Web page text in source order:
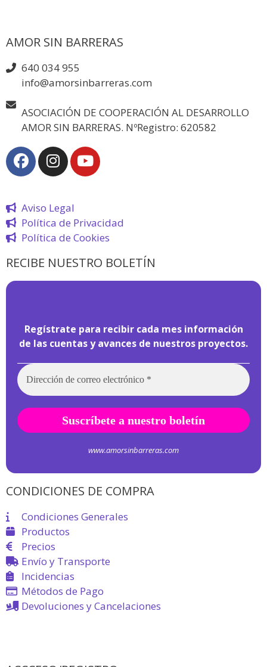
AMOR SIN BARRERAS
640 034 955
info@amorsinbarreras.com
ASOCIACIÓN DE COOPERACIÓN AL DESARROLLO
AMOR SIN BARRERAS. NºRegistro: 620582
Aviso Legal
Política de Privacidad
Política de Cookies
RECIBE NUESTRO BOLETÍN
Regístrate para recibir cada mes información
de las cuentas y avances de nuestros proyectos.
www.amorsinbarreras.com
CONDICIONES DE COMPRA
Condiciones Generales
Productos
Precios
Envío y Transporte
Incidencias
Métodos de Pago
Devoluciones y Cancelaciones